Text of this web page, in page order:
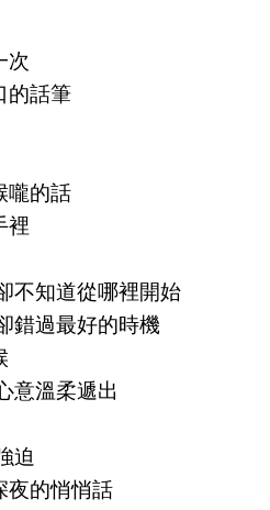
次
的話筆
嚨的話
裡
不知道從哪裡開始
錯過最好的時機
意溫柔遞出
迫
夜的悄悄話